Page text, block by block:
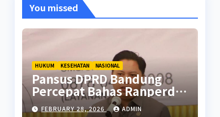
You missed
HUKUM KESEHATAN NASIONAL
Pansus DPRD Bandung
Percepat Bahas Ranperda
Pencegahan Seks Berisiko
FEBRUARY 28, 2026 ADMIN